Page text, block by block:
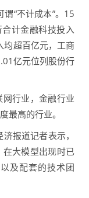
“不计成本”。15
计金融科技投入
超百亿元，工商
亿元位列股份行
行业，金融行业
最高的行业。
报道记者表示，
大模型出现时已
及配套的技术团